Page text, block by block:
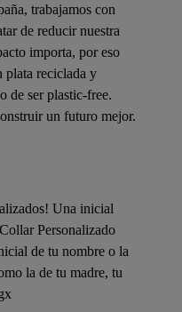
trabajamos con
de reducir nuestra
importa, por eso
plata reciclada y
de ser plastic-free.
un futuro mejor.
Una inicial
Personalizado
de tu nombre o la
la de tu madre, tu